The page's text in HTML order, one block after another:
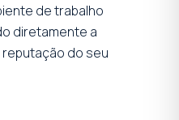
de trabalho
diretamente a
do seu